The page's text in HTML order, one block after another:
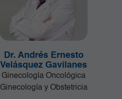
Dr. Andrés Ernesto
Velásquez Gavilanes
Ginecología Oncológica
Ginecología y Obstetricia